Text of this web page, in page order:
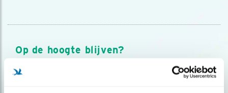
Op de hoogte blijven?
Meld je aan en ontvang nieuws, inspiratie, acties en tips
over vogels en activiteiten van Vogelbescherming.